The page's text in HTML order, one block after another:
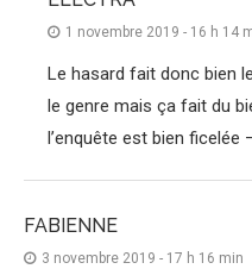
1 novembre 2019 - 16 h 14
Le hasard fait donc bien
le genre mais ça fait du
l’enquête est bien ficelée
FABIENNE
3 novembre 2019 - 17 h 16 min